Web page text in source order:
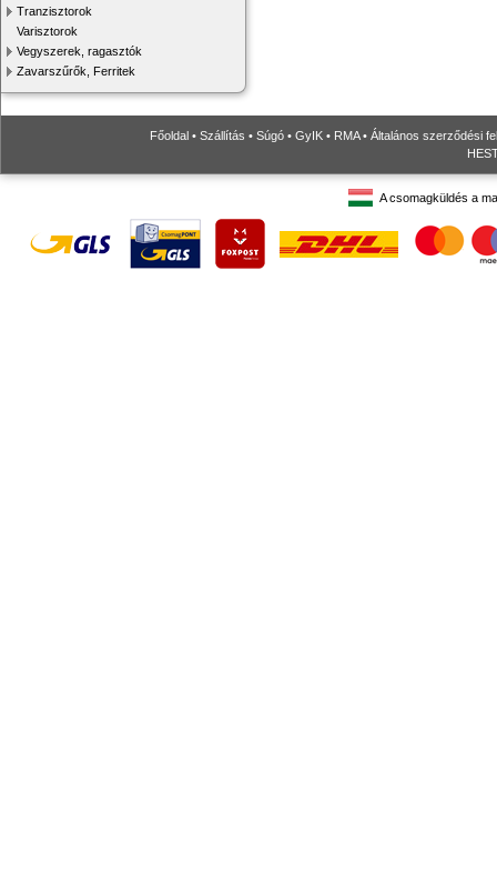
Tranzisztorok
Varisztorok
Vegyszerek, ragasztók
Zavarszűrők, Ferritek
Főoldal • Szállítás • Súgó • GyIK • RMA• Általános szerződési
A csomagküldés a